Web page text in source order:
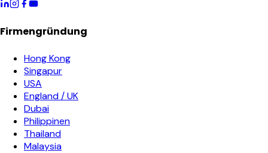
Firmengründung
Hong Kong
Singapur
USA
England / UK
Dubai
Philippinen
Thailand
Malaysia